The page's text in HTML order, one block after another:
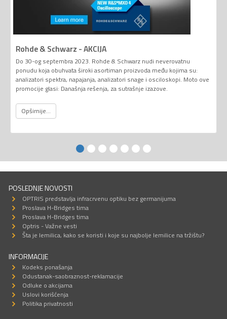
Rohde & Schwarz - AKCIJA
Do 30-og septembra 2023. Rohde & Schwarz nudi neverovatnu
ponudu koja obuhvata široki asortiman proizvoda među kojima su:
analizatori spektra, napajanja, analizatori snage i osciloskopi. Moto ove
promocije glasi: Današnja rešenja, za sutrašnje izazove.
Opširnije...
POSLEDNJE NOVOSTI
OPTRIS predstavlja infracrvenu optiku bez germanijuma
Proslava H-Bridges tima
Proslava H-Bridges tima
Optris - Važne vesti
Šta je lemilica, kako se koristi i koje su najbolje lemilice na tržištu?
INFORMACIJE
Kodeks ponašanja
Odustanak-saobraznost-reklamacije
Odluke o akcijama
Uslovi korišćenja
Politika privatnosti